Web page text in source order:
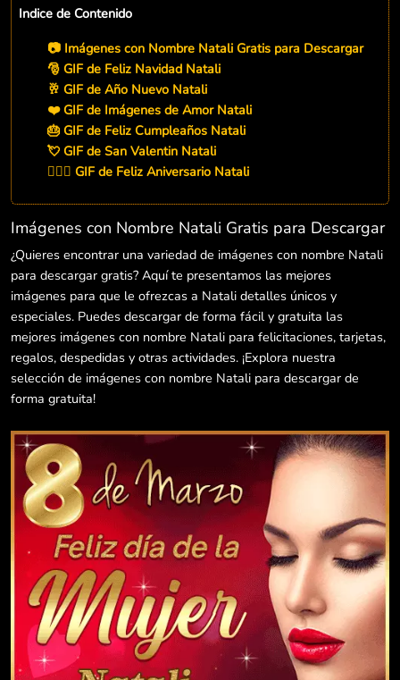
Indice de Contenido
📷 Imágenes con Nombre Natali Gratis para Descargar
🎅 GIF de Feliz Navidad Natali
🥂 GIF de Año Nuevo Natali
❤️ GIF de Imágenes de Amor Natali
🎂 GIF de Feliz Cumpleaños Natali
💘 GIF de San Valentin Natali
👨‍❤️‍👨 GIF de Feliz Aniversario Natali
Imágenes con Nombre Natali Gratis para Descargar
¿Quieres encontrar una variedad de imágenes con nombre Natali
para descargar gratis? Aquí te presentamos las mejores
imágenes para que le ofrezcas a Natali detalles únicos y
especiales. Puedes descargar de forma fácil y gratuita las
mejores imágenes con nombre Natali para felicitaciones, tarjetas,
regalos, despedidas y otras actividades. ¡Explora nuestra
selección de imágenes con nombre Natali para descargar de
forma gratuita!